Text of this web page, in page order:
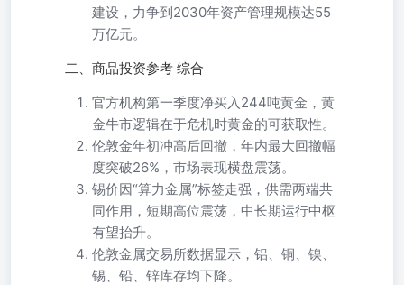
建设，力争到2030年资产管理规模达55
万亿元。
二、商品投资参考 综合
官方机构第一季度净买入244吨黄金，黄
金牛市逻辑在于危机时黄金的可获取性。
伦敦金年初冲高后回撤，年内最大回撤幅
度突破26%，市场表现横盘震荡。
锡价因“算力金属”标签走强，供需两端共
同作用，短期高位震荡，中长期运行中枢
有望抬升。
伦敦金属交易所数据显示，铝、铜、镍、
锡、铅、锌库存均下降。